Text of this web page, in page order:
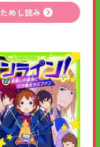
ためし読み